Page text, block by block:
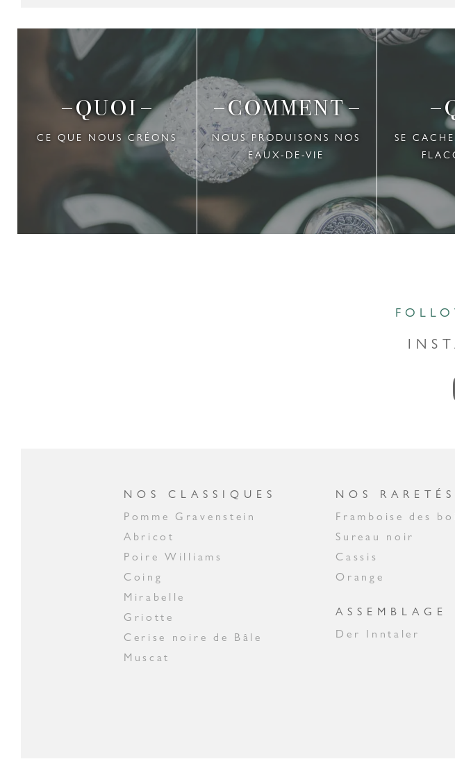
QUOI
CE QUE NOUS CRÉONS
COMMENT
NOUS PRODUISONS NOS
EAUX-DE-VIE
SE
NOS CLASSIQUES
Pomme Gravenstein
Abricot
Poire Williams
Coing
Mirabelle
Griotte
Cerise noire de Bâle
Muscat
NOS RARETÉS
Framboise des
Sureau noir
Cassis
Orange
ASSEMBLAGE
Der Inntaler